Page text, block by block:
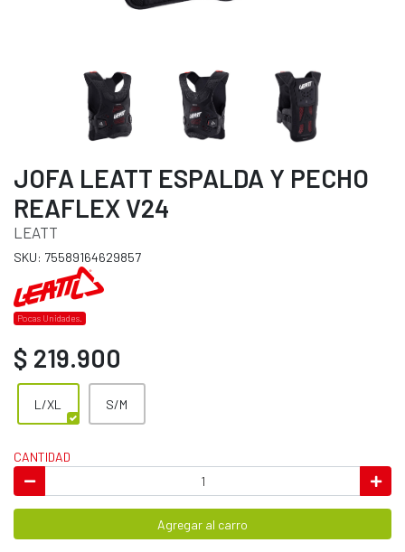
JOFA LEATT ESPALDA Y PECHO
REAFLEX V24
LEATT
SKU: 75589164629857
Pocas Unidades.
$ 219.900
L/XL S/M
CANTIDAD
Agregar al carro